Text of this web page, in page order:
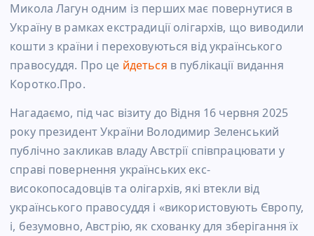
Микола Лагун одним із перших має повернутися в
Україну в рамках екстрадиції олігархів, що виводили
кошти з країни і переховуються від українського
правосуддя. Про це йдеться в публікації видання
Коротко.Про.
Нагадаємо, під час візиту до Відня 16 червня 2025
року президент України Володимир Зеленський
публічно закликав владу Австрії співпрацювати у
справі повернення українських екс-
високопосадовців та олігархів, які втекли від
українського правосуддя і «використовують Європу,
і, безумовно, Австрію, як схованку для зберігання їх